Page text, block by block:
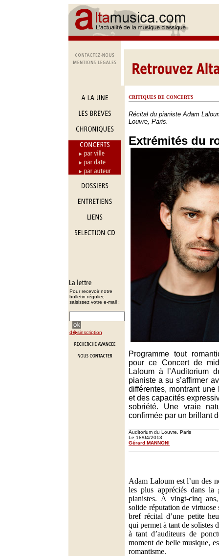
Pour recevoir notre
bulletin régulier,
saisissez votre e-mail :
d�sinscription
CRITIQUES DE CONCERTS
Récital du pianiste Adam
Louvre, Paris.
Extrémités du
Programme tout
pour ce Concert de
Laloum à l’Auditorium
pianiste a su s’affirmer
différentes, montrant
et des capacités
sobriété. Une vraie
confirmée par un brillant
Auditorium du Louvre, Paris
Le 18/04/2013
Gérard MANNONI
Adam Laloum est l’un des
les plus appréciés dans la
pianistes. À vingt-cinq
solide réputation de virtuose
bref récital d’une petite
qui permet à tant de solistes
à tant d’auditeurs de
moment de belle musique,
romantisme.